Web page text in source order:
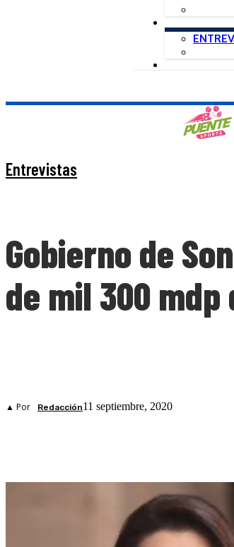
Entrevistas
Gobierno de
de mil 300
▲ Por Redacción11 septiembre, 2020